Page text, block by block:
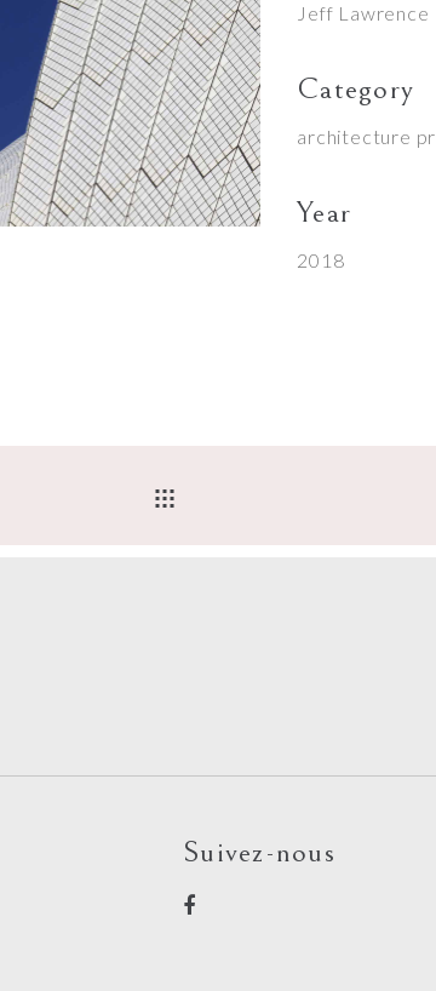
Jeff Lawrence
Category
architecture
Year
2018
Suivez-nous